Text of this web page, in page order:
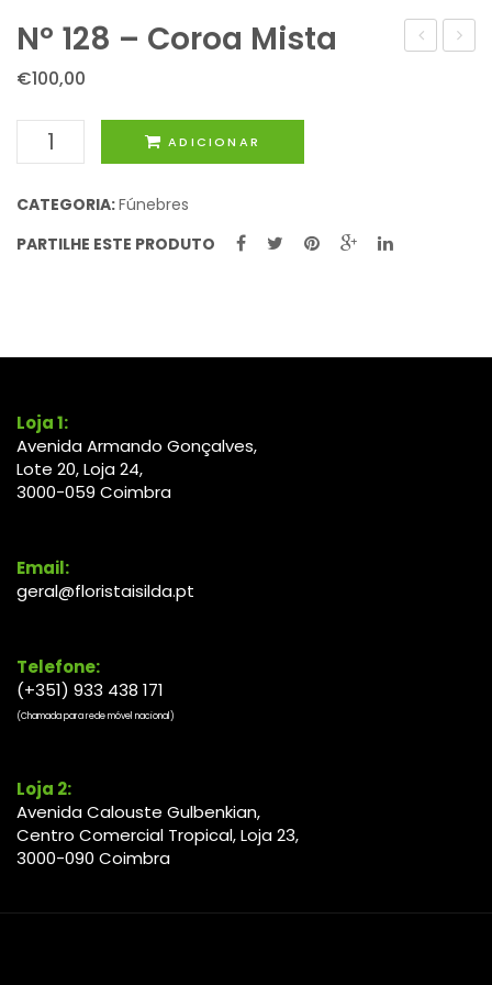
Nº 128 – Coroa Mista
€100,00
Quantidade
de
128
-
ADICIONAR
CATEGORIA:Fúnebres
PARTILHE ESTE PRODUTO
Loja 1:
Avenida Armando Gonçalves,
Lote 20, Loja 24,
3000-059 Coimbra
Email:
geral@floristaisilda.pt
Telefone:
(+351) 933 438 171
(Chamada para rede móvel nacional)
Loja 2:
Avenida Calouste Gulbenkian,
Centro Comercial Tropical, Loja 23,
3000-090 Coimbra